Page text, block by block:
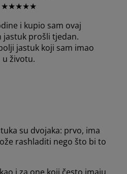
★★★★★
i kupio sam ovaj
jastuk prošli tjedan.
jastuk koji sam imao
u životu.
su dvojaka: prvo, ima
rashladiti nego što bi to